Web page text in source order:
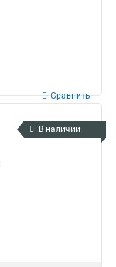
Сравнить
В наличии